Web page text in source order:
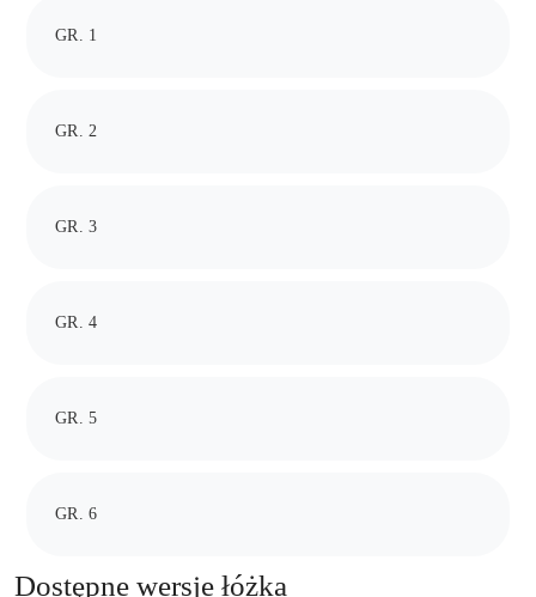
GR. 1
GR. 2
GR. 3
GR. 4
GR. 5
GR. 6
Dostępne wersje łóżka